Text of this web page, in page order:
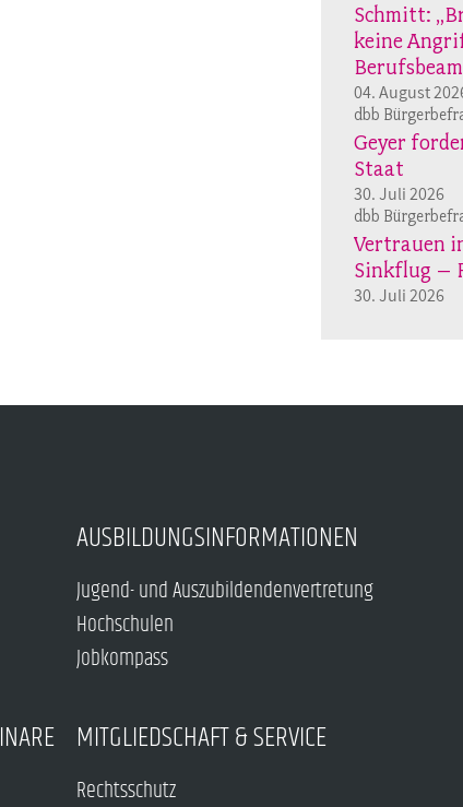
Schmitt:
keine
04. August
dbb
Geyer
Staat
30. Juli 2026
dbb
Vertrauen
Sinkflug –
30. Juli 2026
AUSBILDUNGSINFORMATIONEN
Jugend- und Auszubildendenvertretung
Hochschulen
Jobkompass
MITGLIEDSCHAFT & SERVICE
Rechtsschutz